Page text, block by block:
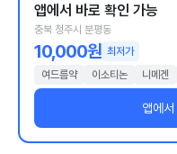
앱에서 바로 확인 가능
충북 청주시 분평동
10,000원 최저가
여드름약
이소티논 니메겐
앱에